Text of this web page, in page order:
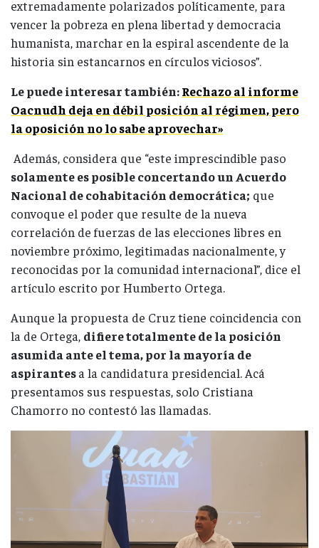
extremadamente polarizados políticamente, para
vencer la pobreza en plena libertad y democracia
humanista, marchar en la espiral ascendente de la
historia sin estancarnos en círculos viciosos”.
Le puede interesar también:Rechazo al informe
Oacnudh deja en débil posición al régimen, pero
la oposición no lo sabe aprovechar»
Además, considera que “este imprescindible paso
solamente es posible concertando un Acuerdo
Nacional de cohabitación democrática; que
convoque el poder que resulte de la nueva
correlación de fuerzas de las elecciones libres en
noviembre próximo, legitimadas nacionalmente, y
reconocidas por la comunidad internacional”, dice el
artículo escrito por Humberto Ortega.
Aunque la propuesta de Cruz tiene coincidencia con
la de Ortega, difiere totalmente de la posición
asumida ante el tema, por la mayoría de
aspirantesa la candidatura presidencial. Acá
presentamos sus respuestas, solo Cristiana
Chamorro no contestó las llamadas.